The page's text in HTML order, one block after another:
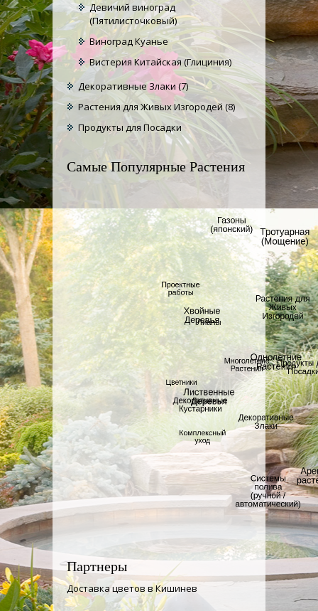
Девичий виноград
(Пятилисточковый)
Виноград Куанье
Вистерия Китайская (Глициния)
Декоративные Злаки (7)
Растения для Живых Изгородей(8)
Продукты для Посадки
Самые Популярные Растения
Партнеры
Доставка цветов в Кишинев